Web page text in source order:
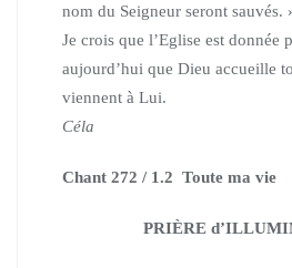
nom du Seigneur seront sauvés.
Je crois que l’Eglise est donnée
aujourd’hui que Dieu accueille
viennent à Lui.
Céla
Chant 272 / 1.2 Toute ma vie
PRIÈRE